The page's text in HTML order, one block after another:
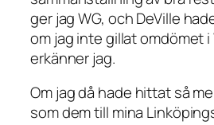
ger jag WG, och DeVille
om jag inte gillat omdömet i
erkänner jag.
Om jag då hade hittat så
som dem till mina